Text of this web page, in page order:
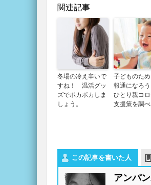
関連記事
冬場の冷え辛いで
すね！ 温活グッ
ズでポカポカしま
しょう。
子どものた
報通になろ
ひとり親コ
支援策を調べ
この記事を書いた人
アンパ